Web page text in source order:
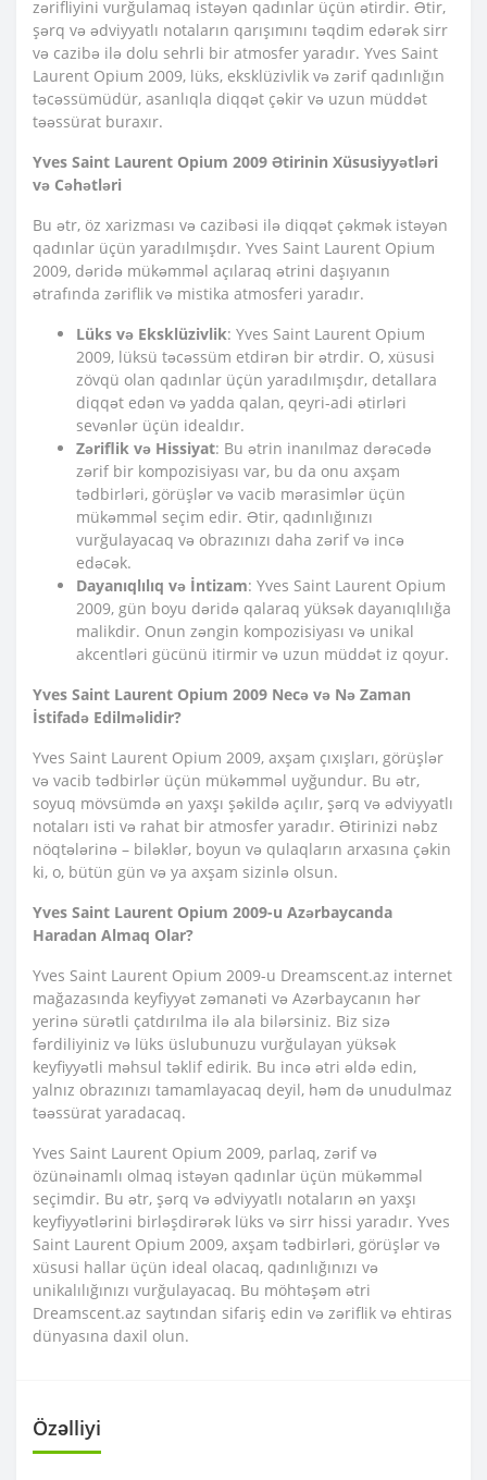
zərifliyini vurğulamaq istəyən qadınlar üçün ətirdir. Ətir,
şərq və ədviyyatlı notaların qarışımını təqdim edərək sirr
və cazibə ilə dolu sehrli bir atmosfer yaradır. Yves Saint
Laurent Opium 2009, lüks, eksklüzivlik və zərif qadınlığın
təcəssümüdür, asanlıqla diqqət çəkir və uzun müddət
təəssürat buraxır.
Yves Saint Laurent Opium 2009 Ətirinin Xüsusiyyətləri
və Cəhətləri
Bu ətr, öz xarizması və cazibəsi ilə diqqət çəkmək istəyən
qadınlar üçün yaradılmışdır. Yves Saint Laurent Opium
2009, dəridə mükəmməl açılaraq ətrini daşıyanın
ətrafında zəriflik və mistika atmosferi yaradır.
Lüks və Eksklüzivlik: Yves Saint Laurent Opium
2009, lüksü təcəssüm etdirən bir ətrdir. O, xüsusi
zövqü olan qadınlar üçün yaradılmışdır, detallara
diqqət edən və yadda qalan, qeyri-adi ətirləri
sevənlər üçün idealdır.
Zəriflik və Hissiyat: Bu ətrin inanılmaz dərəcədə
zərif bir kompozisiyası var, bu da onu axşam
tədbirləri, görüşlər və vacib mərasimlər üçün
mükəmməl seçim edir. Ətir, qadınlığınızı
vurğulayacaq və obrazınızı daha zərif və incə
edəcək.
Dayanıqlılıq və İntizam: Yves Saint Laurent Opium
2009, gün boyu dəridə qalaraq yüksək dayanıqlılığa
malikdir. Onun zəngin kompozisiyası və unikal
akcentləri gücünü itirmir və uzun müddət iz qoyur.
Yves Saint Laurent Opium 2009 Necə və Nə Zaman
İstifadə Edilməlidir?
Yves Saint Laurent Opium 2009, axşam çıxışları, görüşlər
və vacib tədbirlər üçün mükəmməl uyğundur. Bu ətr,
soyuq mövsümdə ən yaxşı şəkildə açılır, şərq və ədviyyatlı
notaları isti və rahat bir atmosfer yaradır. Ətirinizi nəbz
nöqtələrinə – biləklər, boyun və qulaqların arxasına çəkin
ki, o, bütün gün və ya axşam sizinlə olsun.
Yves Saint Laurent Opium 2009-u Azərbaycanda
Haradan Almaq Olar?
Yves Saint Laurent Opium 2009-u Dreamscent.az internet
mağazasında keyfiyyət zəmanəti və Azərbaycanın hər
yerinə sürətli çatdırılma ilə ala bilərsiniz. Biz sizə
fərdiliyiniz və lüks üslubunuzu vurğulayan yüksək
keyfiyyətli məhsul təklif edirik. Bu incə ətri əldə edin,
yalnız obrazınızı tamamlayacaq deyil, həm də unudulmaz
təəssürat yaradacaq.
Yves Saint Laurent Opium 2009, parlaq, zərif və
özünəinamlı olmaq istəyən qadınlar üçün mükəmməl
seçimdir. Bu ətr, şərq və ədviyyatlı notaların ən yaxşı
keyfiyyətlərini birləşdirərək lüks və sirr hissi yaradır. Yves
Saint Laurent Opium 2009, axşam tədbirləri, görüşlər və
xüsusi hallar üçün ideal olacaq, qadınlığınızı və
unikalılığınızı vurğulayacaq. Bu möhtəşəm ətri
Dreamscent.az saytından sifariş edin və zəriflik və ehtiras
dünyasına daxil olun.
Özəlliyi